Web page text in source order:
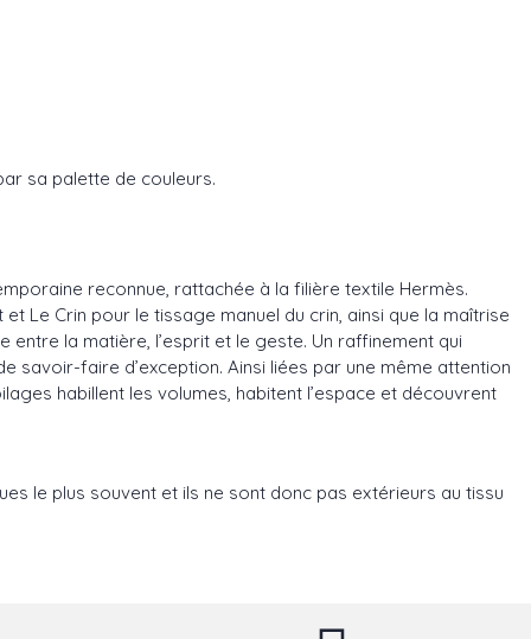
sa palette de couleurs.
reconnue, rattachée à la filière textile Hermès.
Le Crin pour le tissage manuel du crin, ainsi que la maîtrise
la matière, l’esprit et le geste. Un raffinement qui
savoir-faire d’exception. Ainsi liées par une même attention
habillent les volumes, habitent l’espace et découvrent
le plus souvent et ils ne sont donc pas extérieurs au tissu